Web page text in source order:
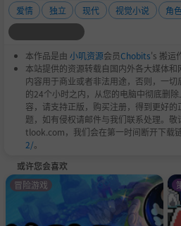
爱情
独立 现代 视觉小说 角
本作品是由 小叽资源会员Chobits's 搬运
本站提供的资源转载自国内外各大媒体
内容用于商业或者非法用途，否则，一
的24个小时之内，从您的电脑中彻底删
容，请支持正版，购买注册，得到更好
题，如有侵权请邮件与我们联系处理。
tlook.com，我们会在第一时间断开下载
2/。
或许您会喜欢
冒险游戏